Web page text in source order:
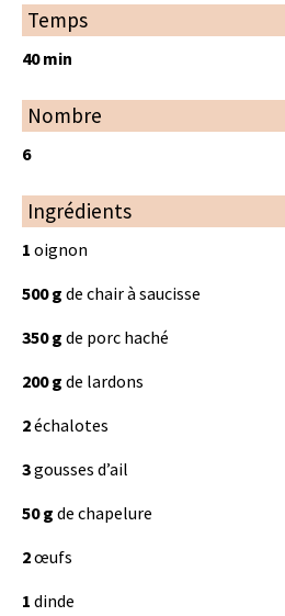
Temps
40 min
Nombre
6
Ingrédients
1 oignon
500 g de chair à saucisse
350 g de porc haché
200 g de lardons
2échalotes
3gousses d’ail
50 g de chapelure
2œufs
1 dinde